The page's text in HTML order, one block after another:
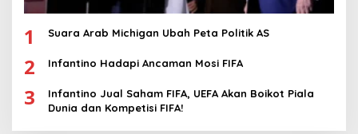
1 Suara Arab Michigan Ubah Peta Politik AS
2 Infantino Hadapi Ancaman Mosi FIFA
3
Infantino Jual Saham FIFA, UEFA Akan Boikot Piala
Dunia dan Kompetisi FIFA!